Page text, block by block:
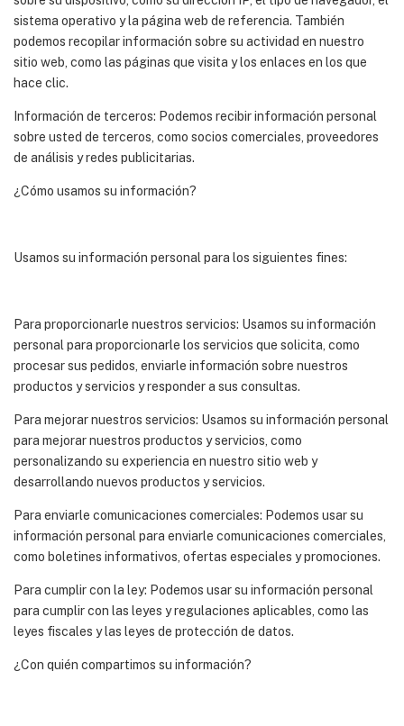
sistema operativo y la página web de referencia. También
podemos recopilar información sobre su actividad en nuestro
sitio web, como las páginas que visita y los enlaces en los que
hace clic.
Información de terceros: Podemos recibir información personal
sobre usted de terceros, como socios comerciales, proveedores
de análisis y redes publicitarias.
¿Cómo usamos su información?
Usamos su información personal para los siguientes fines:
Para proporcionarle nuestros servicios: Usamos su información
personal para proporcionarle los servicios que solicita, como
procesar sus pedidos, enviarle información sobre nuestros
productos y servicios y responder a sus consultas.
Para mejorar nuestros servicios: Usamos su información personal
para mejorar nuestros productos y servicios, como
personalizando su experiencia en nuestro sitio web y
desarrollando nuevos productos y servicios.
Para enviarle comunicaciones comerciales: Podemos usar su
información personal para enviarle comunicaciones comerciales,
como boletines informativos, ofertas especiales y promociones.
Para cumplir con la ley: Podemos usar su información personal
para cumplir con las leyes y regulaciones aplicables, como las
leyes fiscales y las leyes de protección de datos.
¿Con quién compartimos su información?